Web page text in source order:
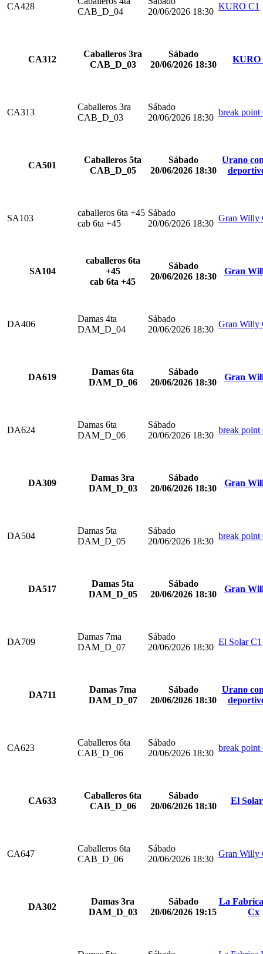
CA428
CAB_D_04
20/06/2026 18:30
KURO C1
CA312
Caballeros 3ra
CAB_D_03
Sábado
20/06/2026 18:30
KURO
CA313
Caballeros 3ra
CAB_D_03
Sábado
20/06/2026 18:30
break point
CA501
Caballeros 5ta
CAB_D_05
Sábado
20/06/2026 18:30
Urano
SA103
caballeros 6ta +45
cab 6ta +45
Sábado
20/06/2026 18:30
Gran Willy
SA104
caballeros 6ta
+45
cab 6ta +45
Sábado
20/06/2026 18:30
Gran
DA406
Damas 4ta
DAM_D_04
Sábado
20/06/2026 18:30
Gran Willy
DA619
Damas 6ta
DAM_D_06
Sábado
20/06/2026 18:30
Gran
DA624
Damas 6ta
DAM_D_06
Sábado
20/06/2026 18:30
break point
DA309
Damas 3ra
DAM_D_03
Sábado
20/06/2026 18:30
Gran
DA504
Damas 5ta
DAM_D_05
Sábado
20/06/2026 18:30
break point
DA517
Damas 5ta
DAM_D_05
Sábado
20/06/2026 18:30
Gran
DA709
Damas 7ma
DAM_D_07
Sábado
20/06/2026 18:30
El Solar C1
DA711
Damas 7ma
DAM_D_07
Sábado
20/06/2026 18:30
Urano
CA623
Caballeros 6ta
CAB_D_06
Sábado
20/06/2026 18:30
break point
CA633
Caballeros 6ta
CAB_D_06
Sábado
20/06/2026 18:30
El
CA647
Caballeros 6ta
CAB_D_06
Sábado
20/06/2026 18:30
Gran Willy
DA302
Damas 3ra
DAM_D_03
Sábado
20/06/2026 19:15
La
Cx